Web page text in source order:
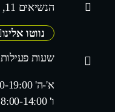
הנשיאים 11, יבנה
נווטו אלינו
שעות פעילות
א'-ה' 9:00-19:00
ו' 8:00-14:00